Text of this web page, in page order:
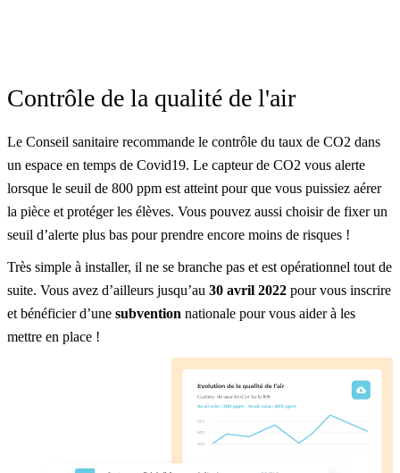
Contrôle de la qualité de l'air
Le Conseil sanitaire recommande le contrôle du taux de CO2 dans
un espace en temps de Covid19. Le capteur de CO2 vous alerte
lorsque le seuil de 800 ppm est atteint pour que vous puissiez aérer
la pièce et protéger les élèves. Vous pouvez aussi choisir de fixer un
seuil d’alerte plus bas pour prendre encore moins de risques !
Très simple à installer, il ne se branche pas et est opérationnel tout de
suite. Vous avez d’ailleurs jusqu’au 30 avril 2022 pour vous inscrire
et bénéficier d’une subvention nationale pour vous aider à les
mettre en place !